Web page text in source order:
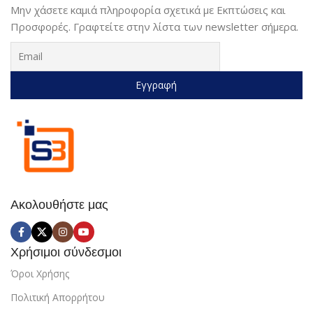
Ακολουθήστε μας
Χρήσιμοι σύνδεσμοι
Όροι Χρήσης
Πολιτική Απορρήτου
Μην χάσετε καμιά πληροφορία σχετικά με Εκπτώσεις και
Προσφορές. Γραφτείτε στην λίστα των newsletter σήμερα.